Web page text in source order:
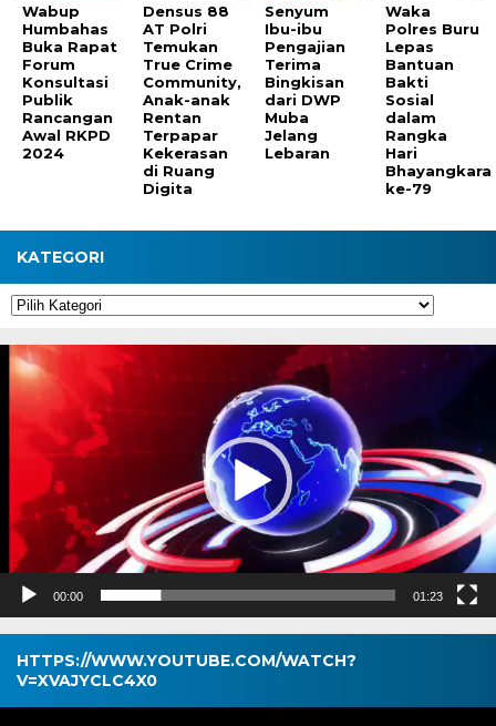
Wabup
Humbahas
Buka Rapat
Forum
Konsultasi
Publik
Rancangan
Awal RKPD
2024
Densus 88
AT Polri
Temukan
True Crime
Community,
Anak-anak
Rentan
Terpapar
Kekerasan
di Ruang
Digita
Senyum
Ibu-ibu
Pengajian
Terima
Bingkisan
dari DWP
Muba
Jelang
Lebaran
Waka
Polres Buru
Lepas
Bantuan
Bakti
Sosial
dalam
Rangka
Hari
Bhayangkara
ke-79
KATEGORI
Kategori
Pemutar
Video
00:00 01:23
HTTPS://WWW.YOUTUBE.COM/WATCH?
V=XVAJYCLC4X0
Pemutar